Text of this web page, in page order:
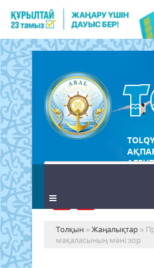
Толқын »Жаңалықтар »
мақаласының мәні зор